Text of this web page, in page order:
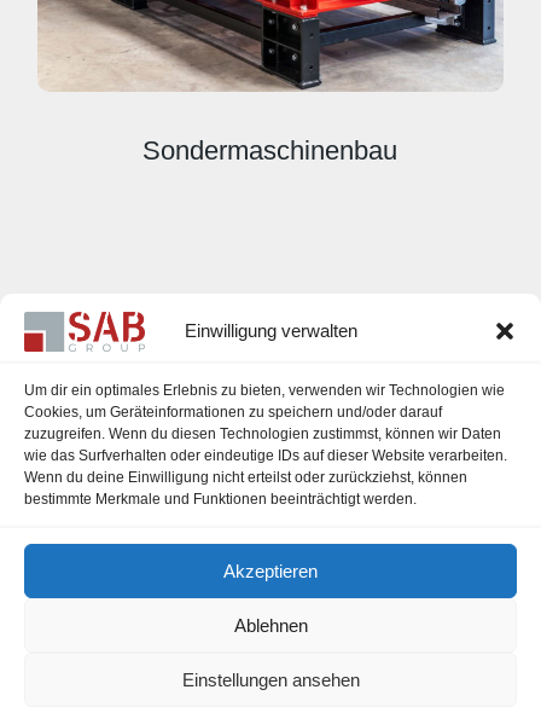
Einwilligung verwalten
Um dir ein optimales Erlebnis zu bieten, verwenden wir Technologien wie
Cookies, um Geräteinformationen zu speichern und/oder darauf
zuzugreifen. Wenn du diesen Technologien zustimmst, können wir Daten
wie das Surfverhalten oder eindeutige IDs auf dieser Website verarbeiten.
Wenn du deine Einwilligung nicht erteilst oder zurückziehst, können
bestimmte Merkmale und Funktionen beeinträchtigt werden.
Akzeptieren
Ablehnen
Einstellungen ansehen
Sondermaschinenbau
Karriere
Impressum
Datenschutzerklärung
Cookie-Richtlinie (EU)
office@sab-group.com